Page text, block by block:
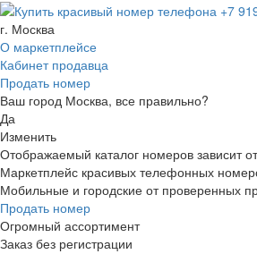
г. Москва
О маркетплейсе
Кабинет продавца
Продать номер
Ваш город Москва, все правильно?
Да
Изменить
Отображаемый каталог номеров зависит
Маркетплейс красивых телефонных
Мобильные и городские от проверенных
Продать номер
Огромный ассортимент
Заказ без регистрации